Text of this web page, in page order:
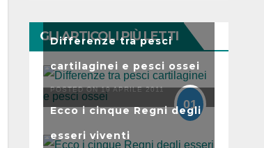
GLI ARTICOLI PIÙ LETTI
Differenze tra pesci
cartilaginei e pesci ossei
POSTED ON 19 APRILE 2011
01
Ecco i cinque Regni degli
esseri viventi